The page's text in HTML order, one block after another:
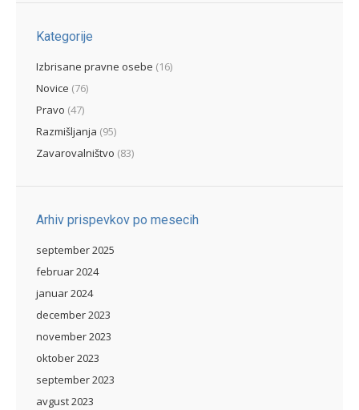
Kategorije
Izbrisane pravne osebe (16)
Novice (76)
Pravo (47)
Razmišljanja (95)
Zavarovalništvo (83)
Arhiv prispevkov po mesecih
september 2025
februar 2024
januar 2024
december 2023
november 2023
oktober 2023
september 2023
avgust 2023